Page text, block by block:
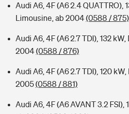
Audi A6, 4F (A6 2.4 QUATTRO),
Limousine, ab 2004(0588 / 875)
Audi A6, 4F (A6 2.7 TDI), 132
2004(0588 / 876)
Audi A6, 4F (A6 2.7 TDI), 120
2005(0588 / 881)
Audi A6, 4F (A6 AVANT 3.2 FSI),